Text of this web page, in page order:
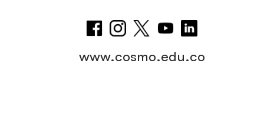
www.cosmo.edu.co